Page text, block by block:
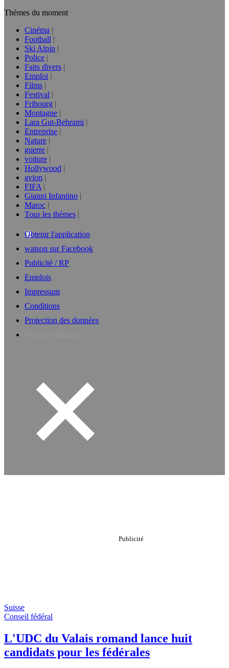
Thèmes du moment
Cinéma
Football
Ski Alpin
Police
Faits divers
Emploi
Films
Festival
Fribourg
Montagne
Lara Gut-Behrami
Entreprise
Nature
guerre
voiture
Hollywood
avion
FIFA
Gianni Infantino
Maroc
Tous les thèmes
Obtenir l'application
watson sur Facebook
Publicité / RP
Emplois
Impressum
Conditions
Protection des données
Suisse
Conseil fédéral
L'UDC du Valais romand lance huit
candidats pour les fédérales